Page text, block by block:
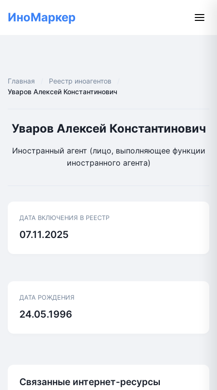
ИноМаркер
Главная
Реестр иноагентов
Уваров Алексей Константинович
Уваров Алексей Константинович
Иностранный агент (лицо, выполняющее функции
иностранного агента)
ДАТА ВКЛЮЧЕНИЯ В РЕЕСТР
07.11.2025
ДАТА РОЖДЕНИЯ
24.05.1996
Связанные интернет-ресурсы